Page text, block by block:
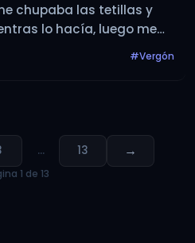
chupaba las tetillas y
lo hacía, luego me
me acostó boca…
#Vergón
… 13 →
1 de 13